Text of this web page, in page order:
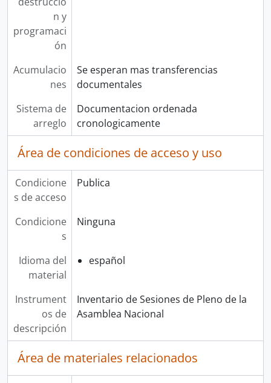
n y
programaci
ón
Acumulacio
nes
Se esperan mas transferencias
documentales
Sistema de
arreglo
Documentacion ordenada
cronologicamente
Área de condiciones de acceso y uso
Condicione
s de acceso
Publica
Condicione
s
Ninguna
Idioma del
material
español
Instrument
os de
descripción
Inventario de Sesiones de Pleno de la
Asamblea Nacional
Área de materiales relacionados